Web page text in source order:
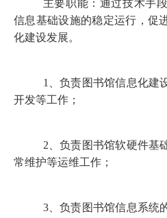
主要职能：通过技术手
信息基础设施的稳定运行，促
化建设发展。
1
、负责图书馆信息化建
开发等工作；
2 、负责图书馆软硬件基
常维护等运维工作；
3、负责图书馆信息系统